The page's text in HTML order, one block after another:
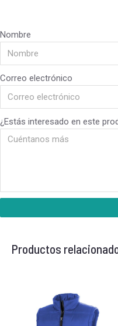
Nombre
Correo electrónico
¿Estás interesado en este
Productos